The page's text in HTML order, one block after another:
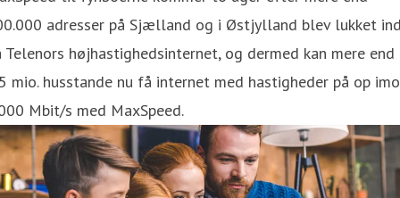
adresser på Sjælland og i Østjylland blev lukket
Telenors højhastighedsinternet, og dermed kan mere end
mio. husstande nu få internet med hastigheder på op
Mbit/s med MaxSpeed.